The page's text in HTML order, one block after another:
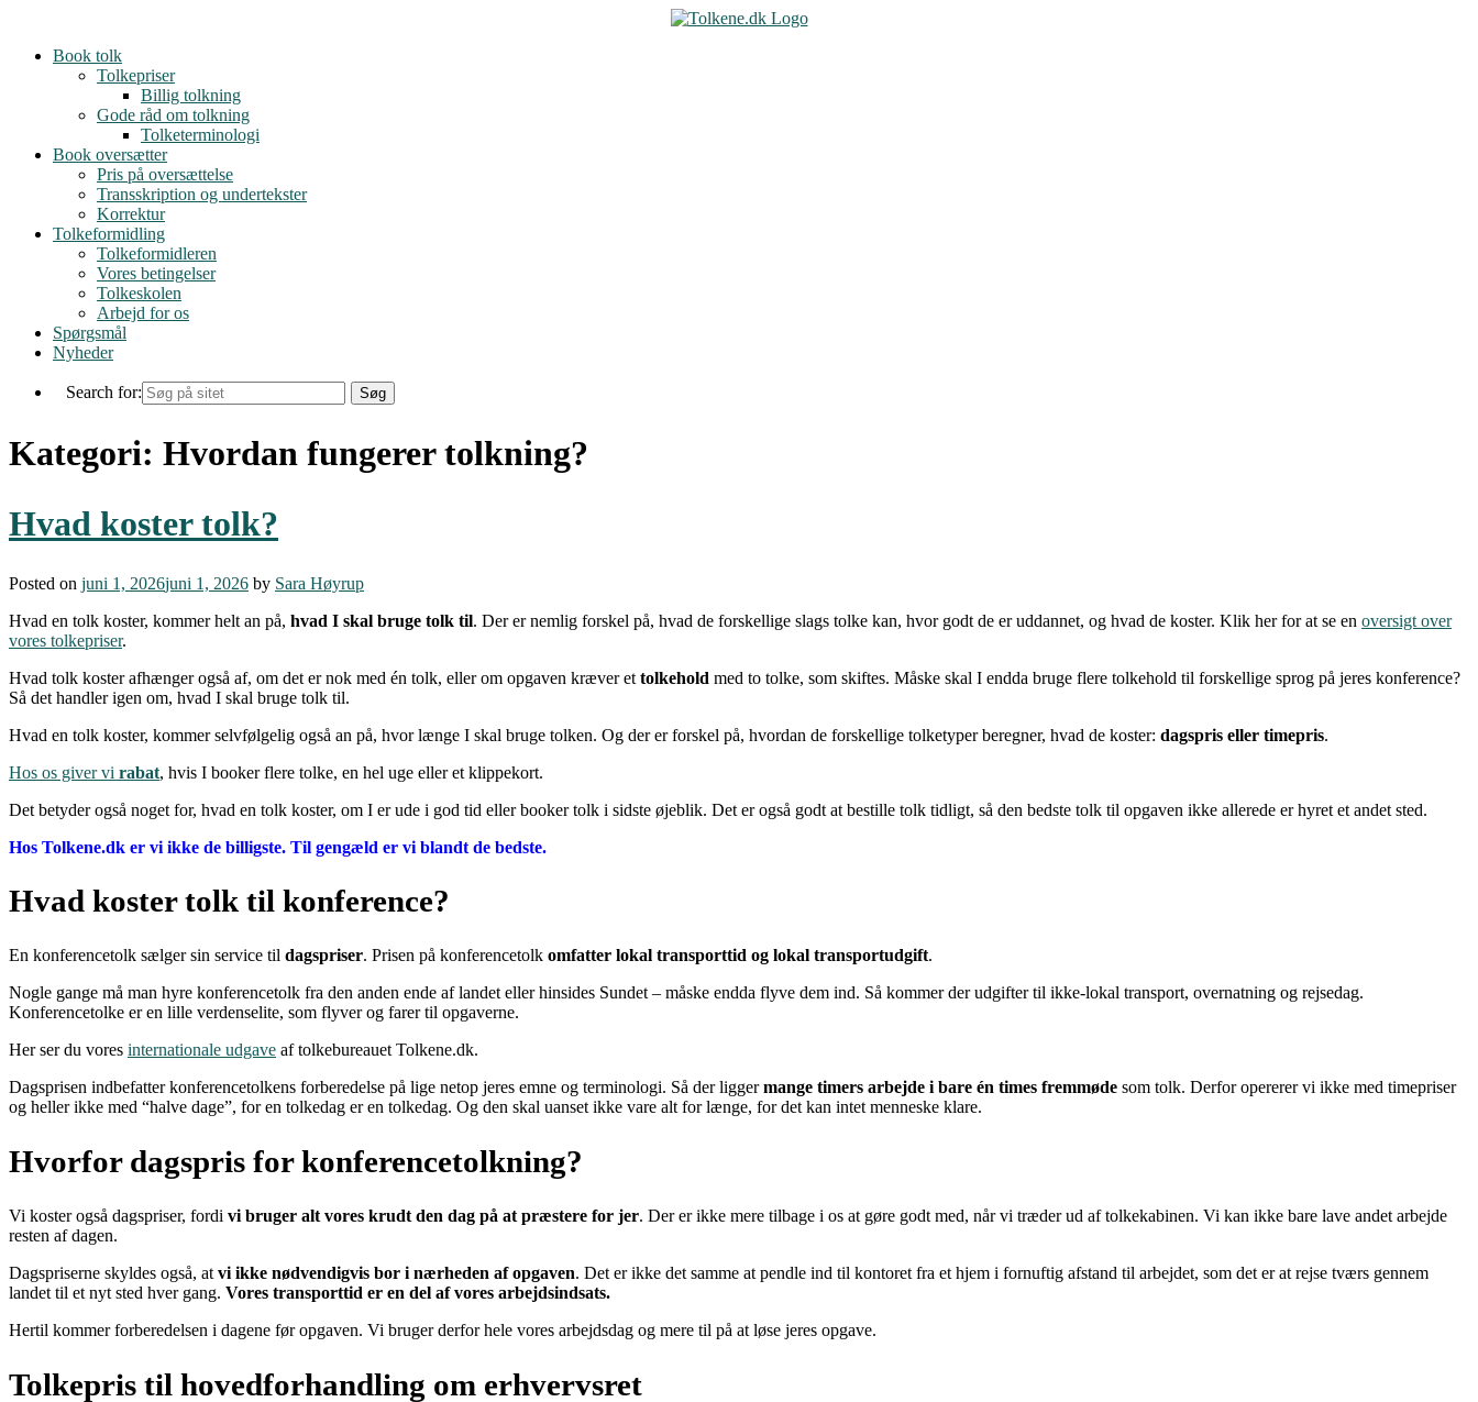
contentBook tolk
Tolkepriser
Billig tolkning
Gode råd om tolkning
Tolketerminologi
Book oversætter
Pris på oversættelse
Transskription og undertekster
Korrektur
Tolkeformidling
Tolkeformidleren
Vores betingelser
Tolkeskolen
Arbejd for os
Spørgsmål
Nyheder
Search for:
Kategori: Hvordan fungerer tolkning?
Hvad koster tolk?
Posted on juni 1, 2026juni 1, 2026 by Sara Høyrup
Hvad en tolk koster, kommer helt an på, hvad I skal bruge tolk til. Der er nemlig forskel på, hvad de forskellige slags tolke kan, hvor godt de er uddannet, og hvad de koster. Klik her for at se en oversigt over
vores tolkepriser.
Hvad tolk koster afhænger også af, om det er nok med én tolk, eller om opgaven kræver et tolkehold med to tolke, som skiftes. Måske skal I endda bruge flere tolkehold til forskellige sprog på jeres konference?
Så det handler igen om, hvad I skal bruge tolk til.
Hvad en tolk koster, kommer selvfølgelig også an på, hvor længe I skal bruge tolken. Og der er forskel på, hvordan de forskellige tolketyper beregner, hvad de koster: dagspris eller timepris.
Hos os giver vi rabat, hvis I booker flere tolke, en hel uge eller et klippekort.
Det betyder også noget for, hvad en tolk koster, om I er ude i god tid eller booker tolk i sidste øjeblik. Det er også godt at bestille tolk tidligt, så den bedste tolk til opgaven ikke allerede er hyret et andet sted.
Hos Tolkene.dk er vi ikke de billigste. Til gengæld er vi blandt de bedste.
Hvad koster tolk til konference?
En konferencetolk sælger sin service til dagspriser. Prisen på konferencetolk omfatter lokal transporttid og lokal transportudgift.
Nogle gange må man hyre konferencetolk fra den anden ende af landet eller hinsides Sundet – måske endda flyve dem ind. Så kommer der udgifter til ikke-lokal transport, overnatning og rejsedag.
Konferencetolke er en lille verdenselite, som flyver og farer til opgaverne.
Her ser du vores internationale udgave af tolkebureauet Tolkene.dk.
Dagsprisen indbefatter konferencetolkens forberedelse på lige netop jeres emne og terminologi. Så der liggermange timers arbejde i bare én times fremmøde som tolk. Derfor opererer vi ikke med timepriser
og heller ikke med “halve dage”, for en tolkedag er en tolkedag. Og den skal uanset ikke vare alt for længe, for det kan intet menneske klare.
Hvorfor dagspris for konferencetolkning?
Vi koster også dagspriser, fordi vi bruger alt vores krudt den dag på at præstere for jer. Der er ikke mere tilbage i os at gøre godt med, når vi træder ud af tolkekabinen. Vi kan ikke bare lave andet arbejde
resten af dagen.
Dagspriserne skyldes også, at vi ikke nødvendigvis bor i nærheden af opgaven. Det er ikke det samme at pendle ind til kontoret fra et hjem i fornuftig afstand til arbejdet, som det er at rejse tværs gennem
landet til et nyt sted hver gang. Vores transporttid er en del af vores arbejdsindsats.
Hertil kommer forberedelsen i dagene før opgaven. Vi bruger derfor hele vores arbejdsdag og mere til på at løse jeres opgave.
Tolkepris til hovedforhandling om erhvervsret